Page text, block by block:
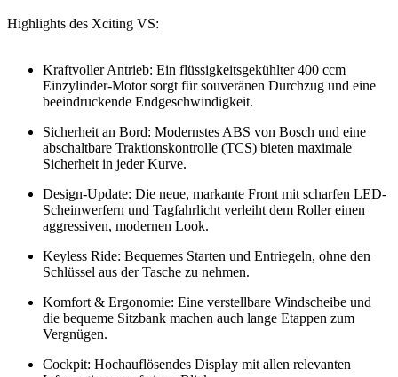
Highlights des Xciting VS:
Kraftvoller Antrieb: Ein flüssigkeitsgekühlter 400 ccm
Einzylinder-Motor sorgt für souveränen Durchzug und eine
beeindruckende Endgeschwindigkeit.
Sicherheit an Bord: Modernstes ABS von Bosch und eine
abschaltbare Traktionskontrolle (TCS) bieten maximale
Sicherheit in jeder Kurve.
Design-Update: Die neue, markante Front mit scharfen LED-
Scheinwerfern und Tagfahrlicht verleiht dem Roller einen
aggressiven, modernen Look.
Keyless Ride: Bequemes Starten und Entriegeln, ohne den
Schlüssel aus der Tasche zu nehmen.
Komfort & Ergonomie: Eine verstellbare Windscheibe und
die bequeme Sitzbank machen auch lange Etappen zum
Vergnügen.
Cockpit: Hochauflösendes Display mit allen relevanten